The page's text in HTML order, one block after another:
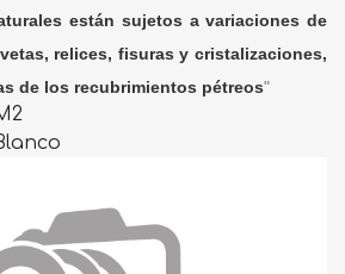
están sujetos a variaciones de
relices, fisuras y cristalizaciones,
de los recubrimientos pétreos"